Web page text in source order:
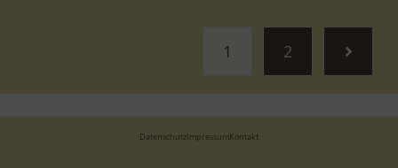
1 2
DatenschutzImpressumKontakt